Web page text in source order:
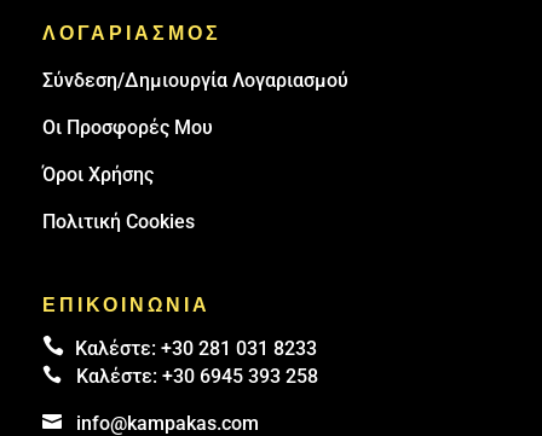
ΛΟΓΑΡΙΑΣΜΟΣ
Σύνδεση/Δημιουργία Λογαριασμού
Οι Προσφορές Μου
Όροι Χρήσης
Πολιτική Cookies
ΕΠΙΚΟΙΝΩΝΙΑ
 Καλέστε: +30 281 031 8233
 Καλέστε: +30 6945 393 258
 info@kampakas.com